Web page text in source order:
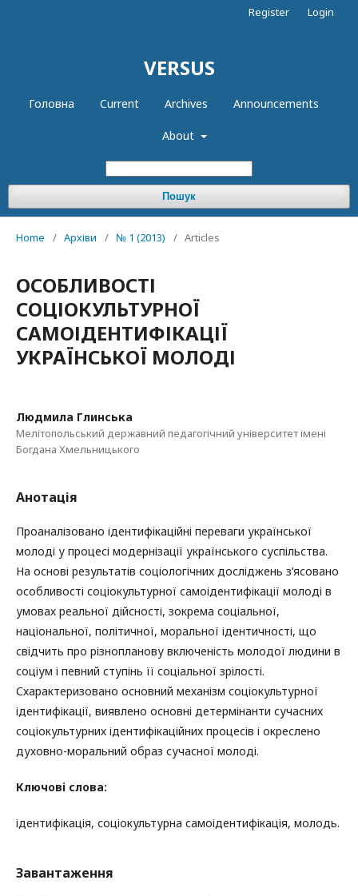
VERSUS
Головна Current Archives Announcements
About
Пошук
Register Login
Home / Архіви / № 1 (2013) / Articles
ОСОБЛИВОСТІ
СОЦІОКУЛЬТУРНОЇ
САМОІДЕНТИФІКАЦІЇ
УКРАЇНСЬКОЇ МОЛОДІ
Людмила Глинська
Мелітопольський державний педагогічний університет імені
Богдана Хмельницького
Анотація
Проаналізовано ідентифікаційні переваги української
молоді у процесі модернізації українського суспільства.
На основі результатів соціологічних досліджень з’ясовано
особливості соціокультурної самоідентифікації молоді в
умовах реальної дійсності, зокрема соціальної,
національної, політичної, моральної ідентичності, що
свідчить про різнопланову включеність молодої людини в
соціум і певний ступінь її соціальної зрілості.
Схарактеризовано основний механізм соціокультурної
ідентифікації, виявлено основні детермінанти сучасних
соціокультурних ідентифікаційних процесів і окреслено
духовно-моральний образ сучасної молоді.
Ключові слова:
ідентифікація, соціокультурна самоідентифікація, молодь.
Завантаження